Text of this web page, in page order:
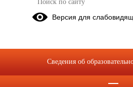
Правила приёма
Сайт госуслуг
https://beta.gosuslugi.ru/10999/?
Уважаемые
Версия для
Сведения об